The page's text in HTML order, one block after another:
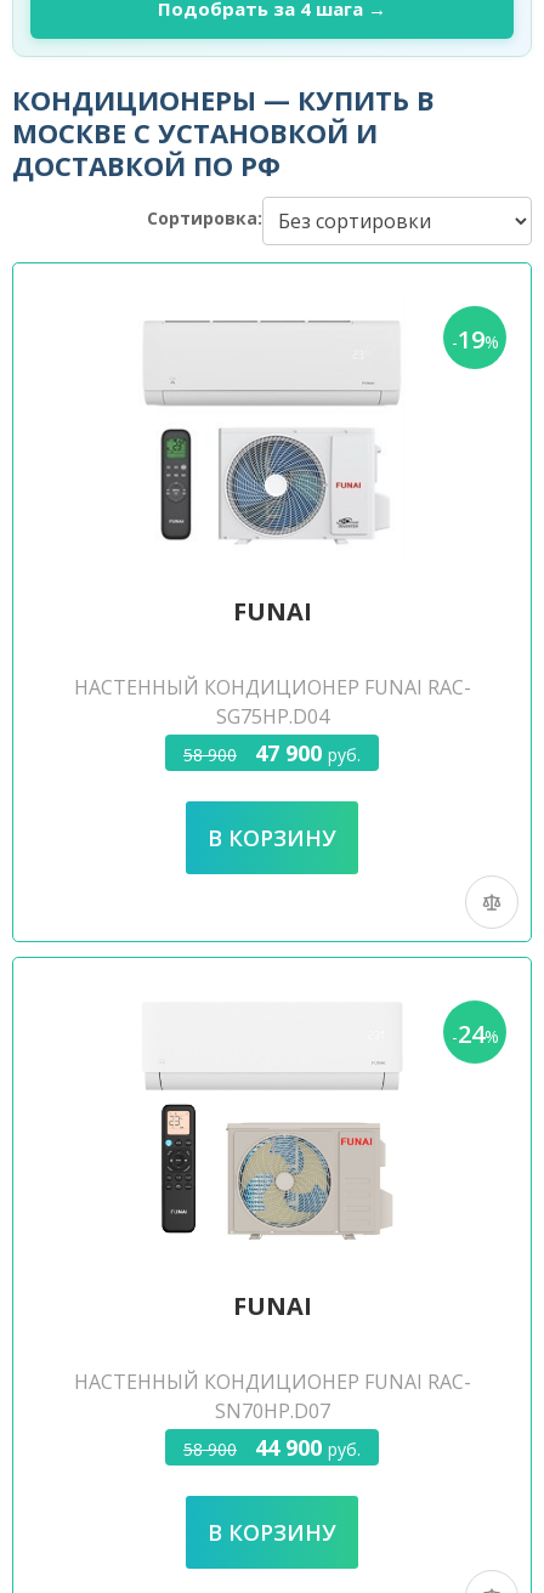
Подобрать за 4 шага →
КОНДИЦИОНЕРЫ — КУПИТЬ В
МОСКВЕ С УСТАНОВКОЙ И
ДОСТАВКОЙ ПО РФ
Сортировка:
-19%
FUNAI
НАСТЕННЫЙ КОНДИЦИОНЕР FUNAI RAC-
SG75HP.D04
58 900 47 900 руб.
-24%
FUNAI
НАСТЕННЫЙ КОНДИЦИОНЕР FUNAI RAC-
SN70HP.D07
58 900 44 900 руб.